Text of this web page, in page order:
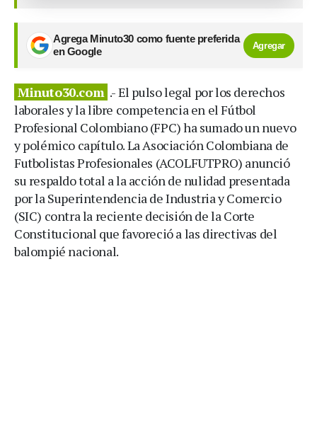
Agrega Minuto30 como fuente preferida
en Google
Agregar
Minuto30.com .- El pulso legal por los derechos
laborales y la libre competencia en el Fútbol
Profesional Colombiano (FPC) ha sumado un nuevo
y polémico capítulo. La Asociación Colombiana de
Futbolistas Profesionales (ACOLFUTPRO) anunció
su respaldo total a la acción de nulidad presentada
por la Superintendencia de Industria y Comercio
(SIC) contra la reciente decisión de la Corte
Constitucional que favoreció a las directivas del
balompié nacional.